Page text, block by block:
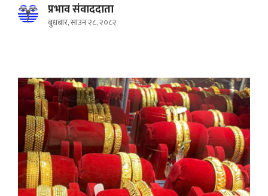
प्रभाव संवाददाता
बुधबार, साउन २८, २०८२